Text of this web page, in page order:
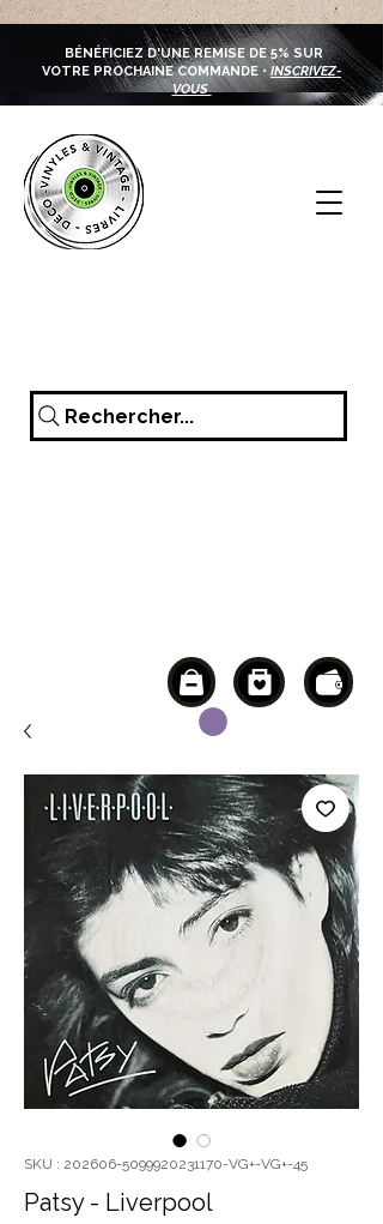
BÉNÉFICIEZ D'UNE REMISE DE 5% SUR
VOTRE PROCHAINE COMMANDE • INSCRIVEZ-
VOUS
Rechercher...
SKU : 202606-5099920231170-VG+-VG+-45
Patsy - Liverpool